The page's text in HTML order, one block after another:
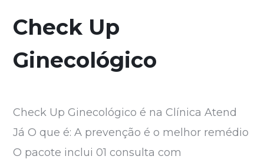
Check Up
Ginecológico
Check Up Ginecológico é na Clínica Atend
Já O que é: A prevenção é o melhor remédio
O pacote inclui 01 consulta com